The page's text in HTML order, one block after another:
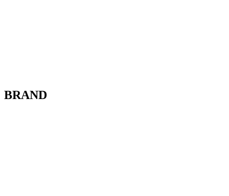
BRAND